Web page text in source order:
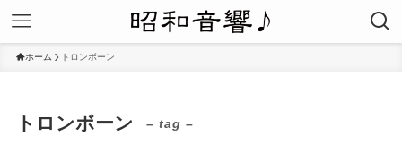
ホーム トロンボーン
トロンボーン – tag –